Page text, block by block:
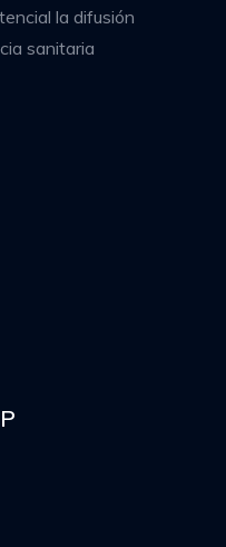
la difusión
sanitaria